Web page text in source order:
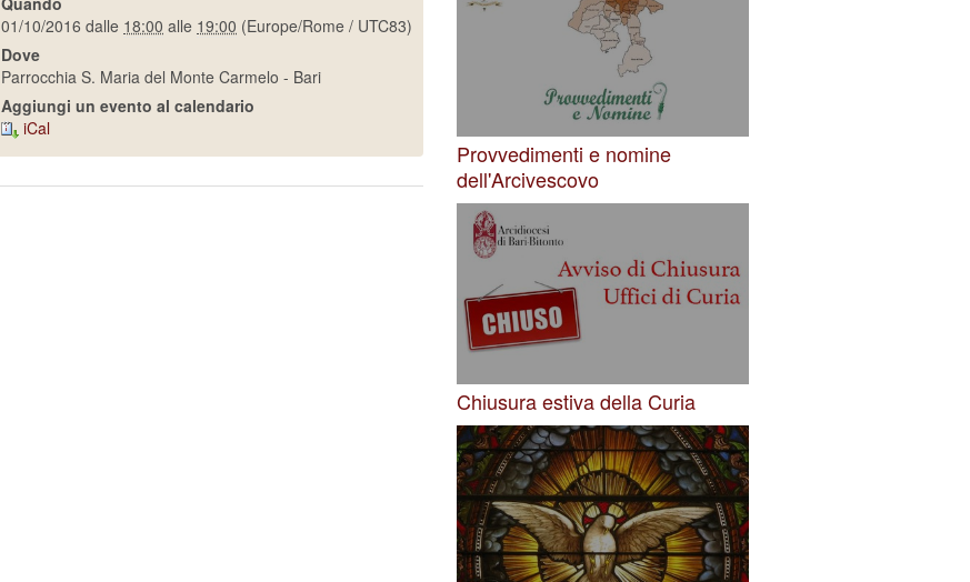
01/10/2016 dalle 18:00 alle 19:00 (Europe/Rome / UTC83)
Dove
Parrocchia S. Maria del Monte Carmelo - Bari
Aggiungi un evento al calendario
iCal
Provvedimenti e nomine
dell'Arcivescovo
Chiusura estiva della Curia